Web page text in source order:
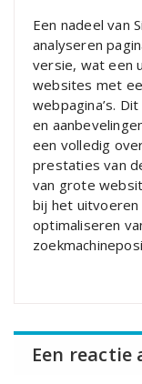
Een nadeel van
analyseren
versie, wat een
websites met
webpagina’s.
en
een volledig
prestaties van
van grote
bij het uitvoeren
optimaliseren
Een